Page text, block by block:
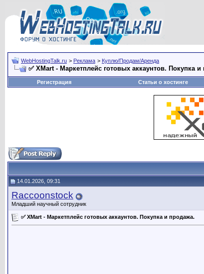
WebHostingTalk.ru > Реклама > Куплю/Продам/Аренда
✅ XMart - Маркетплейс готовых аккаунтов. Покупка и
Регистрация
Статьи о хостинге
14.01.2026, 09:31
Raccoonstock
Младший научный сотрудник
✅ XMart - Маркетплейс готовых аккаунтов. Покупка и продажа.